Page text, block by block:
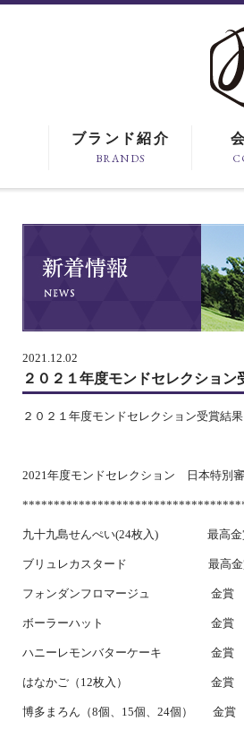
ブランド紹介
BRANDS
2021.12.02
２０２１年度モンドセレクション
２０２１年度モンドセレクション受賞結
2021年度モンドセレクション 日本特別
九十九島せんぺい(24枚入) 最高金
ブリュレカスタード 最高金賞
フォンダンフロマージュ 金賞
ボーラーハット 金賞
ハニーレモンバターケーキ 金賞
はなかご（12枚入） 金賞 ハ
博多まろん（8個、15個、24個） 金賞